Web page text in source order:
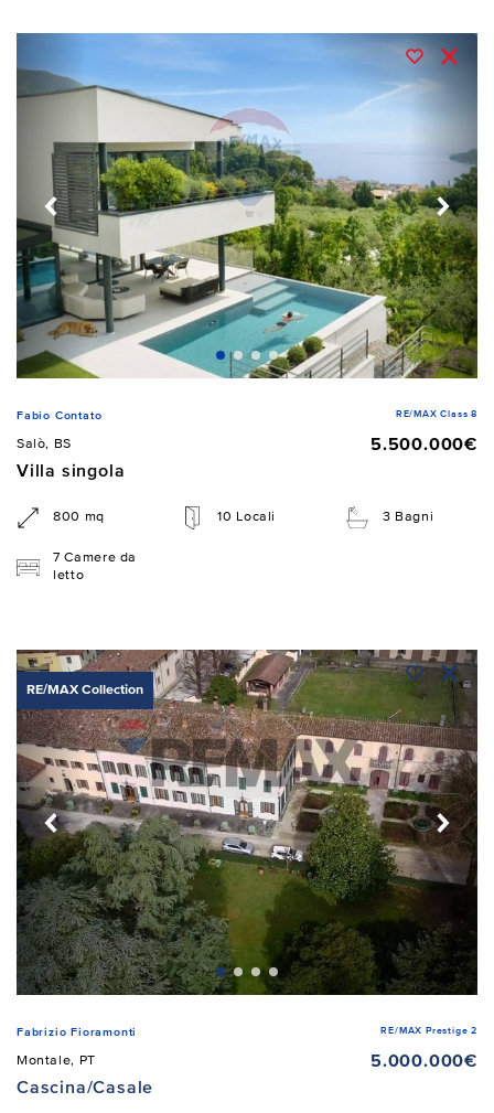
Fabio Contato RE/MAX Class 8
Salò, BS
5.500.000€
Villa singola
800 mq 10 Locali 3 Bagni
7 Camere da
letto
RE/MAX Collection
Fabrizio Fioramonti RE/MAX Prestige 2
Montale, PT
5.000.000€
Cascina/Casale